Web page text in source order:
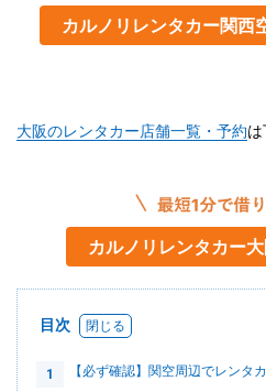
カルノリレンタカー関西
大阪のレンタカー店舗一覧・予約は
カルノリレンタカー
目次
1 【必ず確認】関空周辺でレンタ